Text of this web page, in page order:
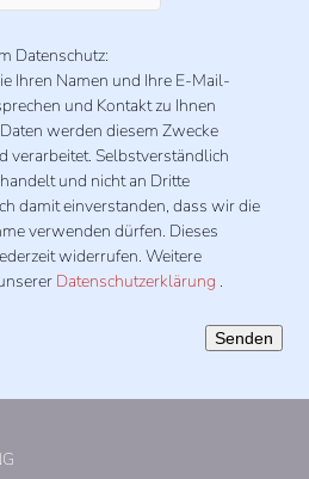
Datenschutz:
Ihren Namen und Ihre E-Mail-
und Kontakt zu Ihnen
werden diesem Zwecke
verarbeitet. Selbstverständlich
und nicht an Dritte
damit einverstanden, dass wir die
verwenden dürfen. Dieses
widerrufen. Weitere
Datenschutzerklärung .